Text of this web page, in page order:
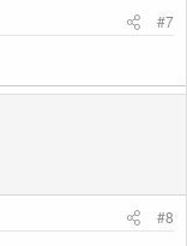
#7
#8